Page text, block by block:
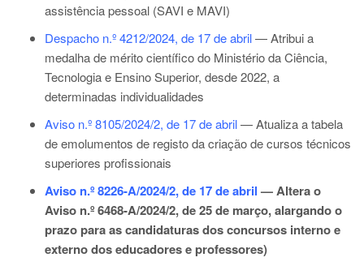
assistência pessoal (SAVI e MAVI)
Despacho n.º 4212/2024, de 17 de abril— Atribui a
medalha de mérito científico do Ministério da Ciência,
Tecnologia e Ensino Superior, desde 2022, a
determinadas individualidades
Aviso n.º 8105/2024/2, de 17 de abril— Atualiza a tabela
de emolumentos de registo da criação de cursos técnicos
superiores profissionais
Aviso n.º 8226-A/2024/2, de 17 de abril — Altera o
Aviso n.º 6468-A/2024/2, de 25 de março, alargando o
prazo para as candidaturas dos concursos interno e
externo dos educadores e professores)